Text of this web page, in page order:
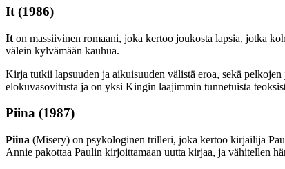
It (1986)
It on massiivinen romaani, joka kertoo joukosta lapsia, jotka
välein kylvämään kauhua.
Kirja tutkii lapsuuden ja aikuisuuden välistä eroa, sekä
elokuvasovitusta ja on yksi Kingin laajimmin tunnetuista
Piina (1987)
Piina (Misery) on psykologinen trilleri, joka kertoo kirjailija
Annie pakottaa Paulin kirjoittamaan uutta kirjaa, ja vähitellen